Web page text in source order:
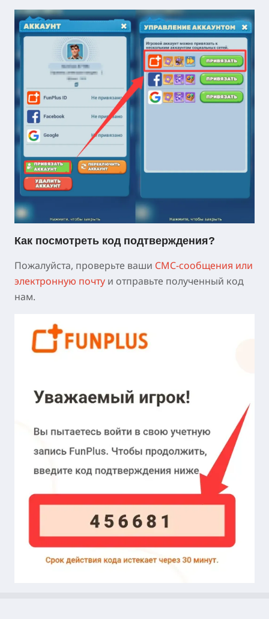
Как посмотреть код подтверждения?
Пожалуйста, проверьте ваши СМС-сообщения или
электронную почту и отправьте полученный код
нам.